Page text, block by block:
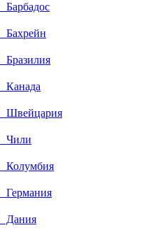
Барбадос
Бахрейн
Бразилия
Канада
Швейцария
Чили
Колумбия
Германия
Дания